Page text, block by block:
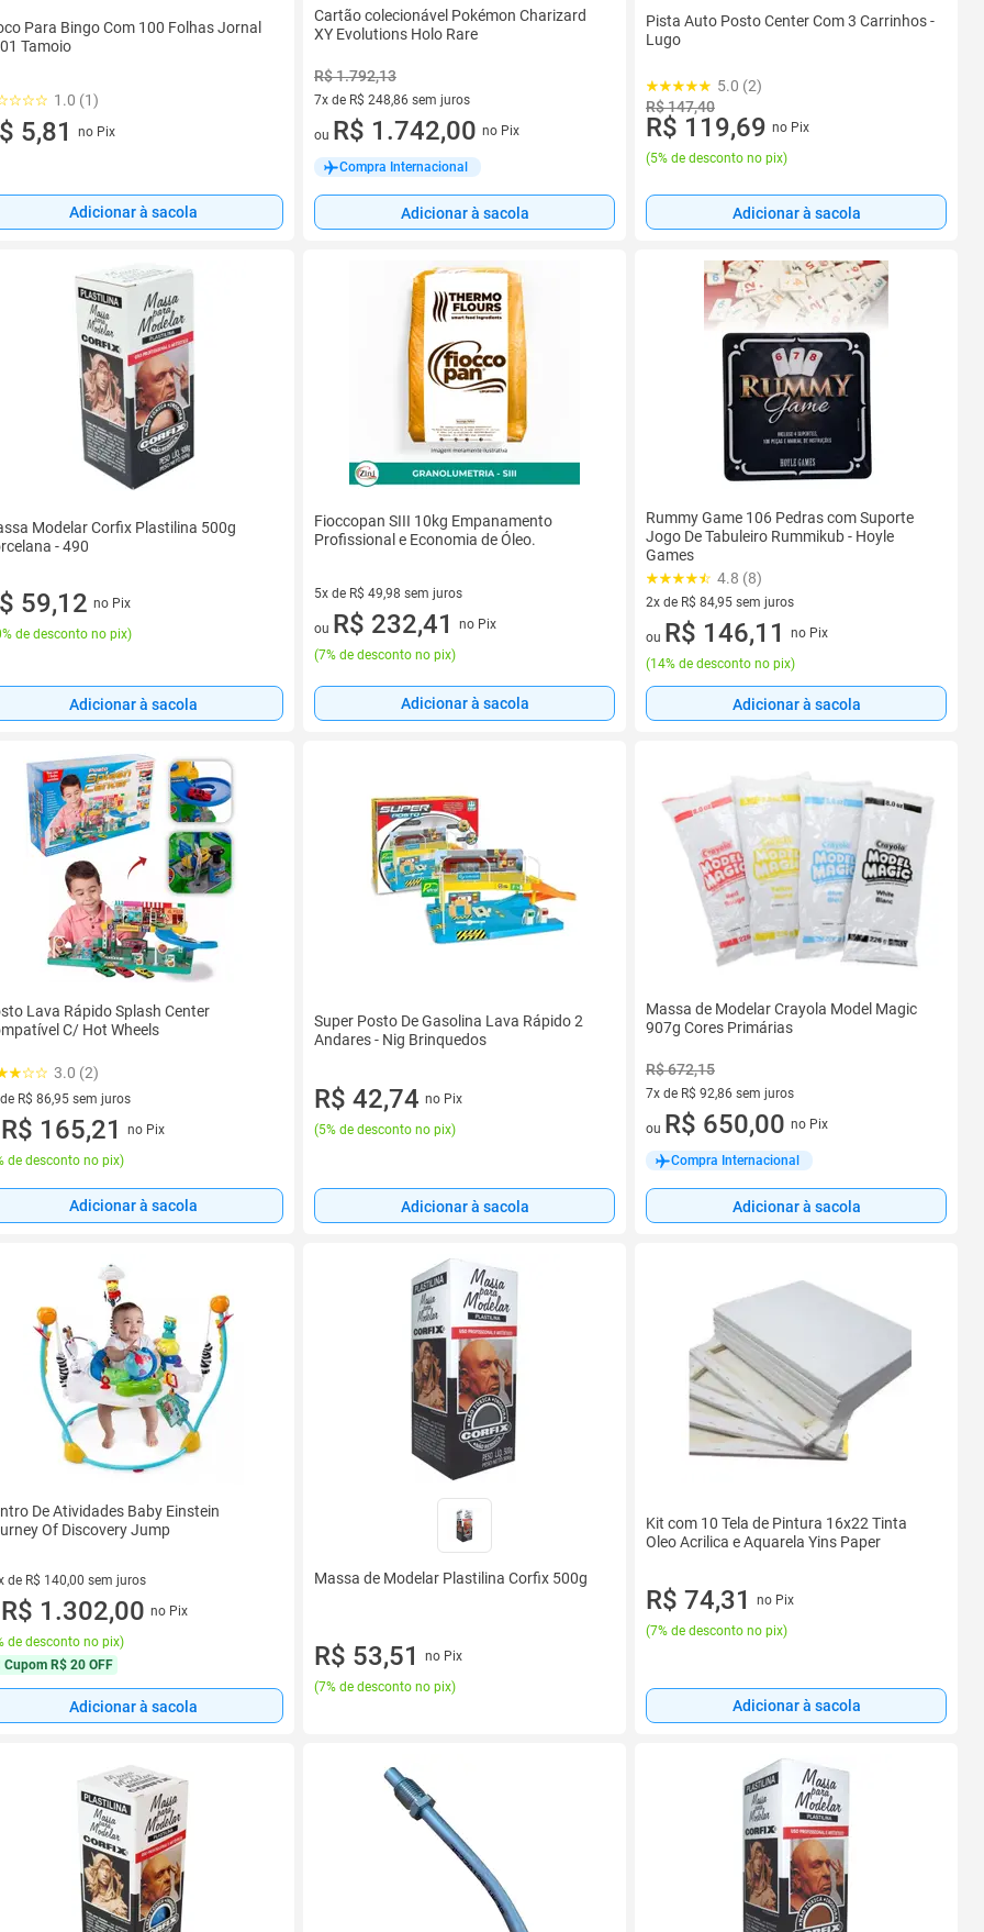
Para Bingo Com 100 Folhas Jornal
Tamoio
1.0 (1)
5,81 no Pix
Adicionar à sacola
Cartão colecionável Pokémon Charizard
XY Evolutions Holo Rare
R$ 1.792,13
7x de R$ 248,86 sem juros
7 vez de R$ 248,86 sem juros
ou R$ 1.742,00 no Pix
Compra Internacional
Adicionar à sacola
Pista Auto Posto Center Com 3 Carrinhos -
Lugo
5.0 (2)
R$ 147,40
R$ 119,69 no Pix
(5% de desconto no pix)
Adicionar à sacola
Modelar Corfix Plastilina 500g
- 490
59,12 no Pix
de desconto no pix)
Adicionar à sacola
Fioccopan SIII 10kg Empanamento
Profissional e Economia de Óleo.
5x de R$ 49,98 sem juros
5 vez de R$ 49,98 sem juros
ou R$ 232,41
no Pix
(7% de desconto no pix)
Adicionar à sacola
Rummy Game 106 Pedras com Suporte
Jogo De Tabuleiro Rummikub - Hoyle
Games
4.8 (8)
2x de R$ 84,95 sem juros
2 vez de R$ 84,95 sem juros
ou R$ 146,11
no Pix
(14% de desconto no pix)
Adicionar à sacola
Lava Rápido Splash Center
C/ Hot Wheels
3.0 (2)
R$ 86,95 sem juros
de R$ 86,95 sem juros
R$ 165,21
no Pix
de desconto no pix)
Adicionar à sacola
Super Posto De Gasolina Lava Rápido 2
Andares - Nig Brinquedos
R$ 42,74 no Pix
(5% de desconto no pix)
Adicionar à sacola
Massa de Modelar Crayola Model Magic
907g Cores Primárias
R$ 672,15
7x de R$ 92,86 sem juros
7 vez de R$ 92,86 sem juros
ou R$ 650,00 no Pix
Compra Internacional
Adicionar à sacola
De Atividades Baby Einstein
Of Discovery Jump
de R$ 140,00 sem juros
vez de R$ 140,00 sem juros
R$ 1.302,00 no Pix
de desconto no pix)
Cupom R$ 20 OFF
Adicionar à sacola
Massa de Modelar Plastilina Corfix 500g
R$ 53,51
no Pix
(7% de desconto no pix)
Kit com 10 Tela de Pintura 16x22 Tinta
Oleo Acrilica e Aquarela Yins Paper
R$ 74,31
no Pix
(7% de desconto no pix)
Adicionar à sacola